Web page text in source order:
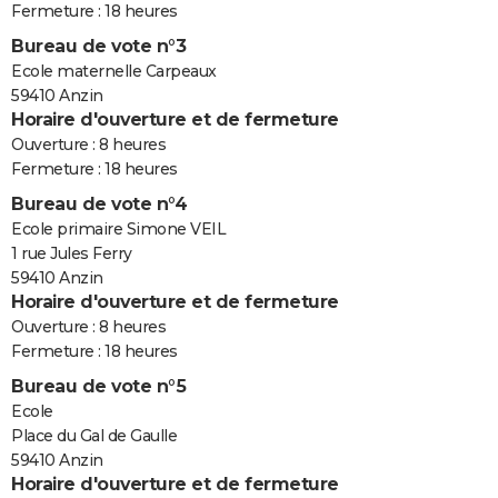
Fermeture : 18 heures
Bureau de vote n°3
Ecole maternelle Carpeaux
59410 Anzin
Horaire d'ouverture et de fermeture
Ouverture : 8 heures
Fermeture : 18 heures
Bureau de vote n°4
Ecole primaire Simone VEIL
1 rue Jules Ferry
59410 Anzin
Horaire d'ouverture et de fermeture
Ouverture : 8 heures
Fermeture : 18 heures
Bureau de vote n°5
Ecole
Place du Gal de Gaulle
59410 Anzin
Horaire d'ouverture et de fermeture